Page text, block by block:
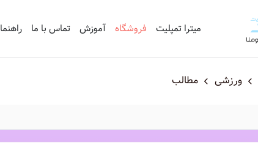
میترا تمپلیت فروشگاه آموزش تماس با ما راهنما
ورزشی مطالب